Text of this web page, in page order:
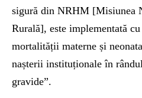
sigură din NRHM [Misiunea
Rurală], este implementată
mortalității materne și
nașterii instituționale în
gravide”.